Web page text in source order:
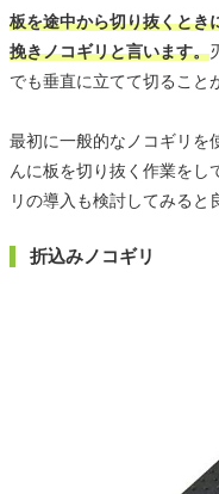
板を途中から切り抜くとき
挽きノコギリと言います。
でも垂直に立てて切ること
最初に一般的なノコギリを
んに板を切り抜く作業をし
リの導入も検討してみると
折込みノコギリ